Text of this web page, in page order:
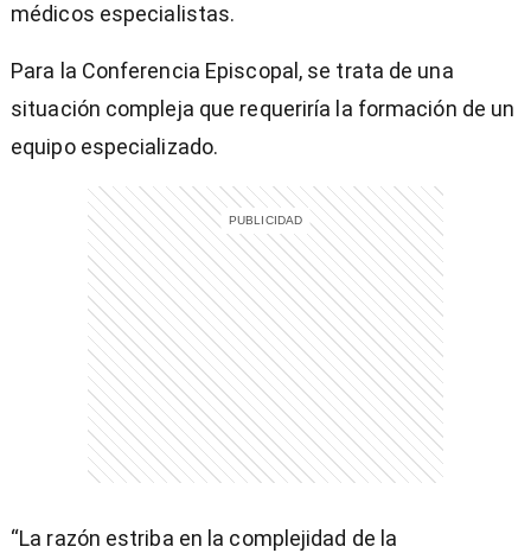
médicos especialistas.
Para la Conferencia Episcopal, se trata de una
situación compleja que requeriría la formación de un
equipo especializado.
“La razón estriba en la complejidad de la